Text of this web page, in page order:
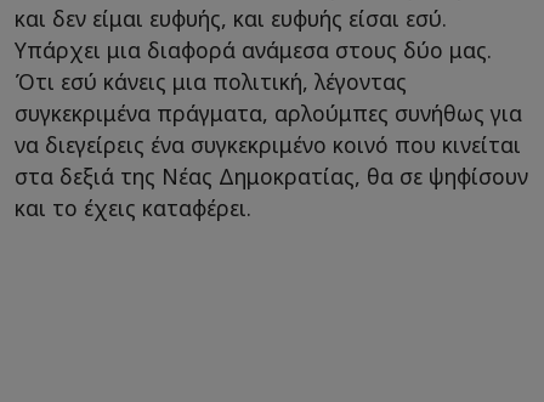
και δεν είμαι ευφυής, και ευφυής είσαι εσύ.
Υπάρχει μια διαφορά ανάμεσα στους δύο μας.
Ότι εσύ κάνεις μια πολιτική, λέγοντας
συγκεκριμένα πράγματα, αρλούμπες συνήθως για
να διεγείρεις ένα συγκεκριμένο κοινό που κινείται
στα δεξιά της Νέας Δημοκρατίας, θα σε ψηφίσουν
και το έχεις καταφέρει.